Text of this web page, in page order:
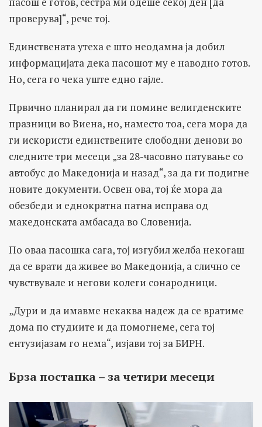
проверува]“, рече тој.
Единствената утеха е што неодамна ја добил
информацијата дека пасошот му е наводно готов.
Но, сега го чека уште едно гајле.
Првично планирал да ги помине велигденските
празници во Виена, но, наместо тоа, сега мора да
ги искористи единствените слободни денови во
следните три месеци „за 28-часовно патување со
автобус до Македонија и назад“, за да ги подигне
новите документи. Освен ова, тој ќе мора да
обезбеди и еднократна патна исправа од
македонската амбасада во Словенија.
По оваа пасошка сага, тој изгубил желба некогаш
да се врати да живее во Македонија, а слично се
чувствувале и негови колеги сонародници.
„Дури и да имавме некаква надеж да се вратиме
дома по студиите и да помогнеме, сега тој
ентузијазам го нема“, изјави тој за БИРН.
Брза постапка – за четири месеци